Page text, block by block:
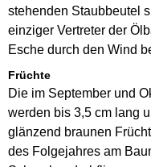
stehenden Staubbeutel
einziger Vertreter der
Esche durch den Wind
Früchte
Die im September und
werden bis 3,5 cm lang
glänzend braunen
des Folgejahres am